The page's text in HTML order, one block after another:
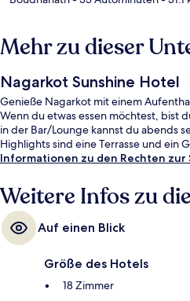
Mehr zu dieser
Nagarkot Sunshine Hotel
Genieße Nagarkot mit einem
Wenn du etwas essen möchtest, bist
in der Bar/Lounge kannst du abends
Highlights sind eine Terrasse und ein
Informationen zu den Rechten
Weitere Infos zu
Auf einen Blick
Größe des Hotels
18 Zimmer